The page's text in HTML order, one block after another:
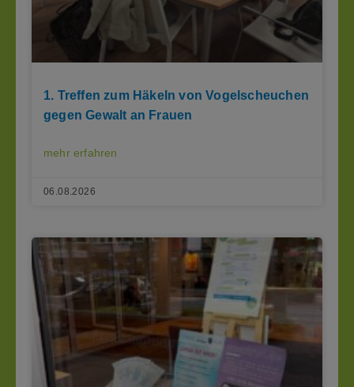
1. Treffen zum Häkeln von Vogelscheuchen
gegen Gewalt an Frauen
mehr erfahren
06.08.2026